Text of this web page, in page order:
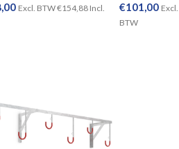
Excl. BTW€154,88 Incl.
€101,00
BTW